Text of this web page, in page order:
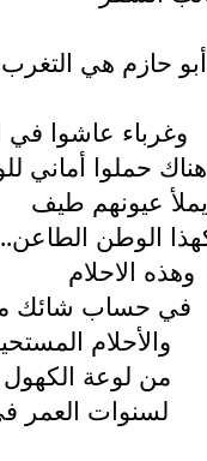
حازم هي التغرب
وغرباء عاشوا في
هناك حملوا أماني
يملأ عيونهم طيف
الوطن
وهذه الاحلام
في حساب شائك
والأحلام
من لوعة الكهول
لسنوات